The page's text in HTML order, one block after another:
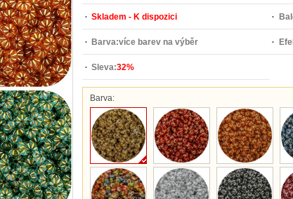
Skladem - K dispozici
Barva:více barev na výběr
Sleva:32%
Barva: